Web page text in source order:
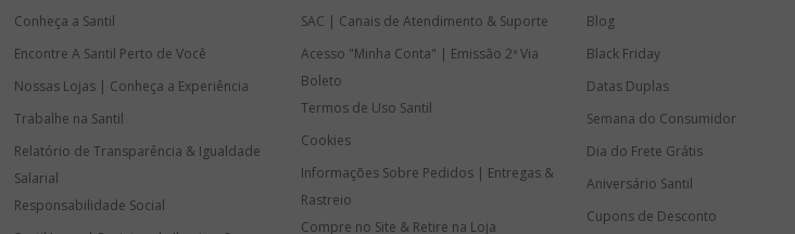
Conheça a Santil
Encontre A Santil Perto de Você
Nossas Lojas | Conheça a Experiência
Trabalhe na Santil
Relatório de Transparência & Igualdade
Salarial
Responsabilidade Social
SAC | Canais de Atendimento & Suporte
Acesso "Minha Conta" | Emissão 2ª Via
Boleto
Termos de Uso Santil
Cookies
Informações Sobre Pedidos | Entregas &
Rastreio
Compre no Site & Retire na Loja
Blog
Black Friday
Datas Duplas
Semana do Consumidor
Dia do Frete Grátis
Aniversário Santil
Cupons de Desconto